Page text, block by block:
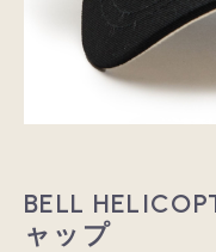
BELL
ャップ